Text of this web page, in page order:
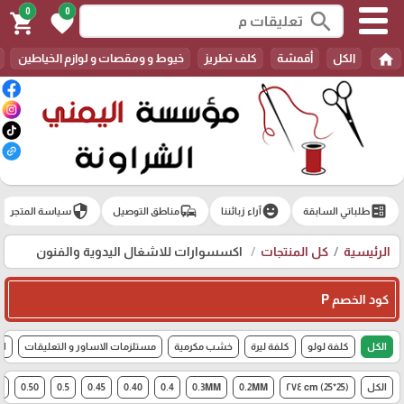
search
0
favorite
0
shopping_cart
home الكل أقمشة كلف تطريز خيوط و ومقصات و لوازم الخياطين
ballotطلباتي السابقة emoji_emotionsآراء زبائننا commuteمناطق التوصيل securityسياسة المتجر
الرئيسية كل المنتجات اكسسوارات للاشغال اليدوية والفنون
كود الخصم P
الكل كلفة لولو كلفة ليرة خشب مكرمية مستلزمات الاساور و التعليقات
الكل (25*25) cm ٢٧٤ 0.2MM
0.3MM
0.4
0.40
0.45
0.5
0.50